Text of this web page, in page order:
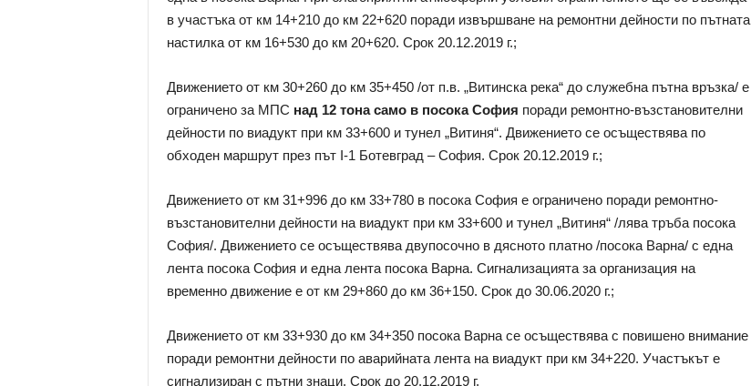
в участъка от км 14+210 до км 22+620 поради извършване на ремонтни дейности по пътната
настилка от км 16+530 до км 20+620. Срок 20.12.2019 г.;
Движението от км 30+260 до км 35+450 /от п.в. „Витинска река“ до служебна пътна връзка/ е
ограничено за МПС над 12 тона само в посока София поради ремонтно-възстановителни
дейности по виадукт при км 33+600 и тунел „Витиня“. Движението се осъществява по
обходен маршрут през път I-1 Ботевград – София. Срок 20.12.2019 г.;
Движението от км 31+996 до км 33+780 в посока София е ограничено поради ремонтно-
възстановителни дейности на виадукт при км 33+600 и тунел „Витиня“ /лява тръба посока
София/. Движението се осъществява двупосочно в дясното платно /посока Варна/ с една
лента посока София и една лента посока Варна. Сигнализацията за организация на
временно движение е от км 29+860 до км 36+150. Срок до 30.06.2020 г.;
Движението от км 33+930 до км 34+350 посока Варна се осъществява с повишено внимание
поради ремонтни дейности по аварийната лента на виадукт при км 34+220. Участъкът е
сигнализиран с пътни знаци. Срок до 20.12.2019 г.